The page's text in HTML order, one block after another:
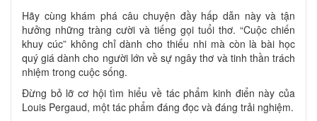
Hãy cùng khám phá câu chuyện đầy hấp dẫn này và tận
hưởng những tràng cười và tiếng gọi tuổi thơ. “Cuộc chiến
khuy cúc” không chỉ dành cho thiếu nhi mà còn là bài học
quý giá dành cho người lớn về sự ngây thơ và tinh thần trách
nhiệm trong cuộc sống.
Đừng bỏ lỡ cơ hội tìm hiểu về tác phẩm kinh điển này của
Louis Pergaud, một tác phẩm đáng đọc và đáng trải nghiệm.